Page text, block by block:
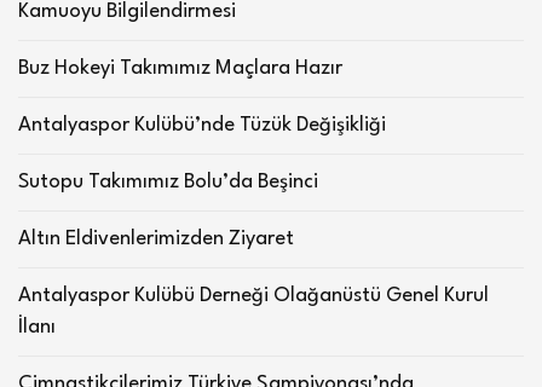
Kamuoyu Bilgilendirmesi
Buz Hokeyi Takımımız Maçlara Hazır
Antalyaspor Kulübü’nde Tüzük Değişikliği
Sutopu Takımımız Bolu’da Beşinci
Altın Eldivenlerimizden Ziyaret
Antalyaspor Kulübü Derneği Olağanüstü Genel Kurul
İlanı